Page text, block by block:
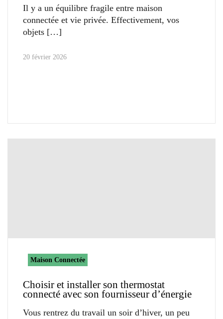
Il y a un équilibre fragile entre maison
connectée et vie privée. Effectivement, vos
objets
20 février 2026
Maison Connectée
Choisir et installer son thermostat
connecté avec son fournisseur d’énergie
Vous rentrez du travail un soir d’hiver, un peu